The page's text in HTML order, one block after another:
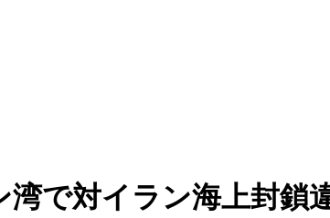
湾で対イラン海上封鎖